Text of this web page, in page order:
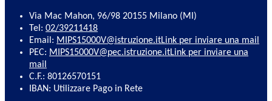
Via Mac Mahon, 96/98 20155 Milano (MI)
Tel: 02/39211418
Email: MIPS15000V@istruzione.itLink per inviare una mail
PEC: MIPS15000V@pec.istruzione.itLink per inviare una
mail
C.F.: 80126570151
IBAN: Utilizzare Pago in Rete